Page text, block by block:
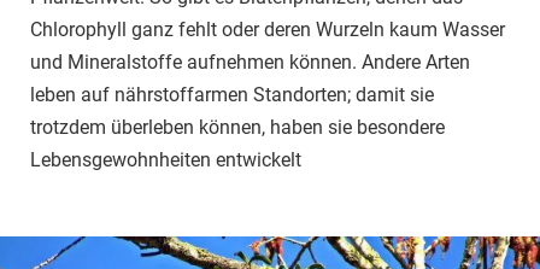
Chlorophyll ganz fehlt oder deren Wurzeln kaum Wasser
und Mineralstoffe aufnehmen können. Andere Arten
leben auf nährstoffarmen Standorten; damit sie
trotzdem überleben können, haben sie besondere
Lebensgewohnheiten entwickelt